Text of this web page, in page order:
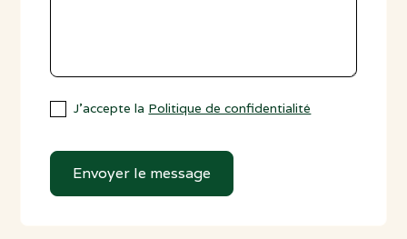
J'accepte la Politique de confidentialité